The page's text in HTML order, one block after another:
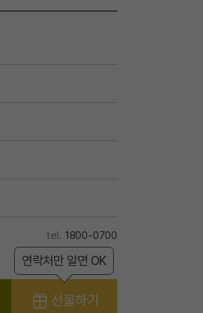
1800-0700
선물하기
연락처만 알면 OK